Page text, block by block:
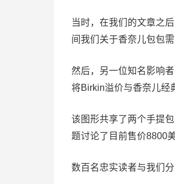
当时，在我们的文章之
间我们关于香奈儿包包
然后，另一位知名影响
将Birkin溢价与香奈儿经
该图形共享了两个手提
题讨论了目前售价8800
数百名忠实读者与我们